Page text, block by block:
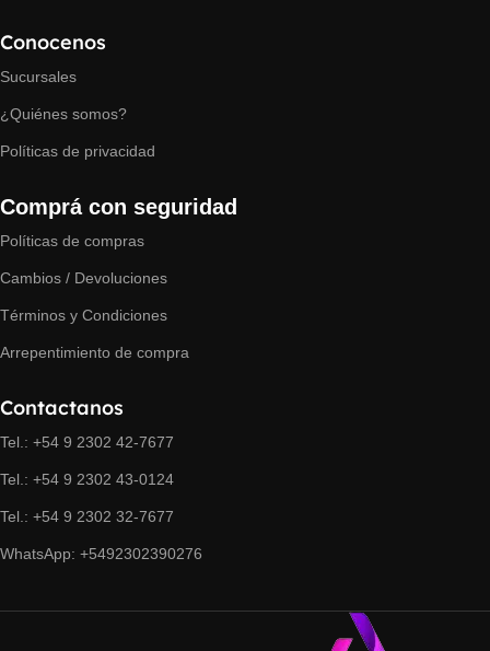
Conocenos
Sucursales
¿Quiénes somos?
Políticas de privacidad
Comprá con seguridad
Políticas de compras
Cambios / Devoluciones
Términos y Condiciones
Arrepentimiento de compra
Contactanos
Tel.: +54 9 2302 42-7677
Tel.: +54 9 2302 43-0124
Tel.: +54 9 2302 32-7677
WhatsApp: +5492302390276